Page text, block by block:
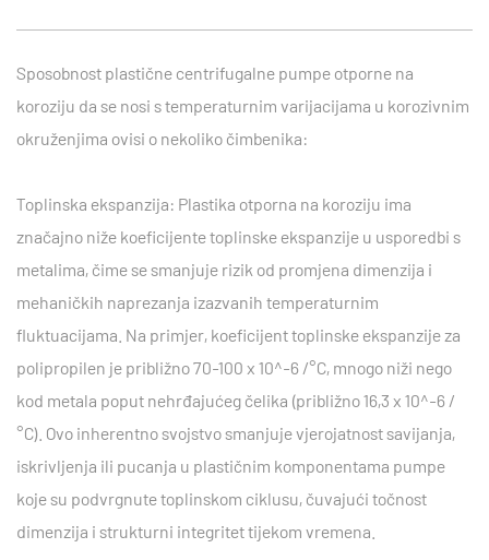
Sposobnost plastične centrifugalne pumpe otporne na
koroziju da se nosi s temperaturnim varijacijama u korozivnim
okruženjima ovisi o nekoliko čimbenika:
Toplinska ekspanzija: Plastika otporna na koroziju ima
značajno niže koeficijente toplinske ekspanzije u usporedbi s
metalima, čime se smanjuje rizik od promjena dimenzija i
mehaničkih naprezanja izazvanih temperaturnim
fluktuacijama. Na primjer, koeficijent toplinske ekspanzije za
polipropilen je približno 70-100 x 10^-6 /°C, mnogo niži nego
kod metala poput nehrđajućeg čelika (približno 16,3 x 10^-6 /
°C). Ovo inherentno svojstvo smanjuje vjerojatnost savijanja,
iskrivljenja ili pucanja u plastičnim komponentama pumpe
koje su podvrgnute toplinskom ciklusu, čuvajući točnost
dimenzija i strukturni integritet tijekom vremena.